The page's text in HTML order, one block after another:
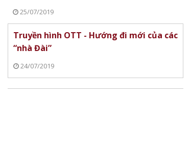
Thủ tướng Lê Minh Hưng nêu 5
NVIDIA DRIVE tích
25/07/2019
Truyền hình OTT - Hướng đi mới của các
“nhà Đài”
24/07/2019